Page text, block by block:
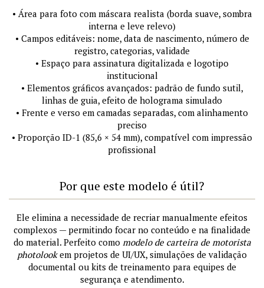
• Área para foto com máscara realista (borda suave, sombra
interna e leve relevo)
• Campos editáveis: nome, data de nascimento, número de
registro, categorias, validade
• Espaço para assinatura digitalizada e logotipo
institucional
• Elementos gráficos avançados: padrão de fundo sutil,
linhas de guia, efeito de holograma simulado
• Frente e verso em camadas separadas, com alinhamento
preciso
• Proporção ID-1 (85,6 × 54 mm), compatível com impressão
profissional
Por que este modelo é útil?
Ele elimina a necessidade de recriar manualmente efeitos
complexos — permitindo focar no conteúdo e na finalidade
do material. Perfeito como modelo de carteira de motorista
photolookem projetos de UI/UX, simulações de validação
documental ou kits de treinamento para equipes de
segurança e atendimento.